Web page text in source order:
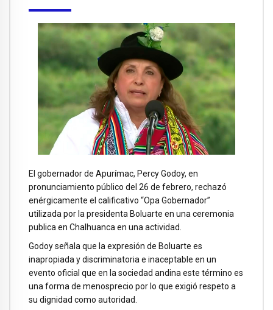
El gobernador de Apurímac, Percy Godoy, en
pronunciamiento público del 26 de febrero, rechazó
enérgicamente el calificativo “Opa Gobernador”
utilizada por la presidenta Boluarte en una ceremonia
publica en Chalhuanca en una actividad.
Godoy señala que la expresión de Boluarte es
inapropiada y discriminatoria e inaceptable en un
evento oficial que en la sociedad andina este término es
una forma de menosprecio por lo que exigió respeto a
su dignidad como autoridad.